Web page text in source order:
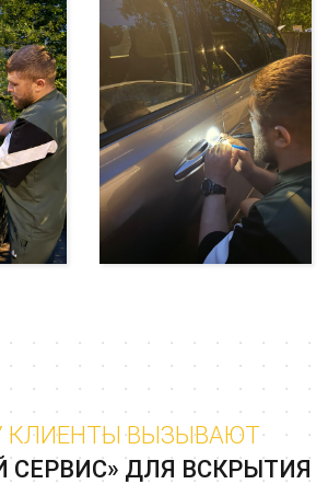
КЛИЕНТЫ ВЫЗЫВАЮТ
ДЛЯ ВСКРЫТИЯ